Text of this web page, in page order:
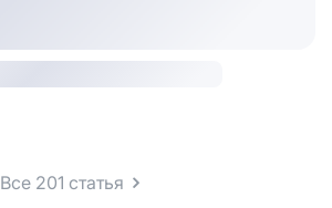
Все 201 статья